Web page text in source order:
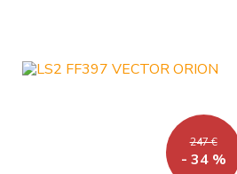
247 €
- 34 %